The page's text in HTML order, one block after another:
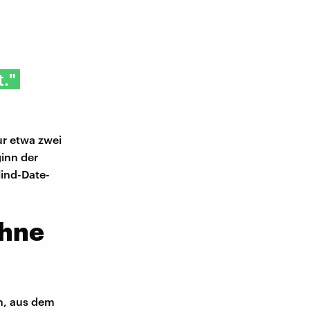
etwa zwei
der
Date-
aus dem